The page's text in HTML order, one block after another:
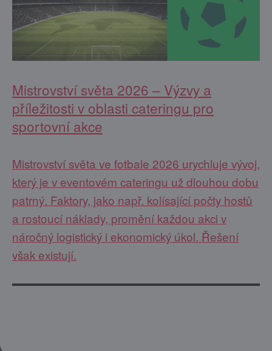
Mistrovství světa 2026 – Výzvy a
příležitosti v oblasti cateringu pro
sportovní akce
Mistrovství světa ve fotbale 2026 urychluje vývoj,
který je v eventovém cateringu už dlouhou dobu
patrný. Faktory, jako např. kolísající počty hostů
a rostoucí náklady, promění každou akci v
náročný logistický i ekonomický úkol. Řešení
však existují.